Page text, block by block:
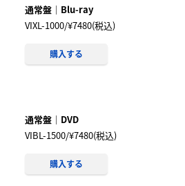
通常盤｜Blu-ray
VIXL-1000/¥7480(税込)
購入する
通常盤｜DVD
VIBL-1500/¥7480(税込)
購入する